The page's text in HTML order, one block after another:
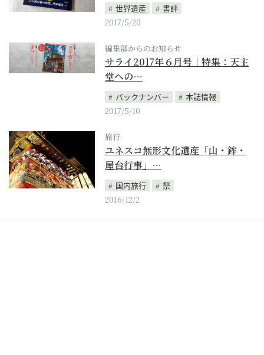
世界遺産
書評
2017/5/20
編集部からのお知らせ
サライ2017年６月号｜特集：天主
堂への…
バックナンバー
本誌情報
2017/5/10
旅行
ユネスコ無形文化遺産「山・鉾・
屋台行事」…
国内旅行
祭
2016/12/2